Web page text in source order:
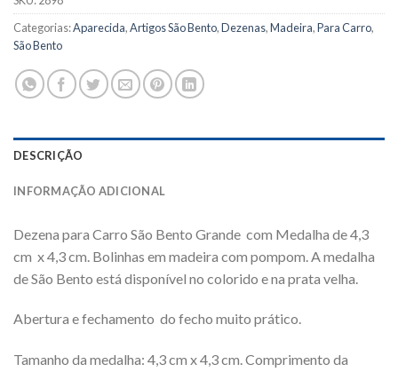
Categorias:Aparecida,Artigos São Bento,Dezenas,Madeira,Para Carro,
São Bento
DESCRIÇÃO
INFORMAÇÃO ADICIONAL
Dezena para Carro São Bento Grande com Medalha de 4,3
cm x 4,3 cm. Bolinhas em madeira com pompom. A medalha
de São Bento está disponível no colorido e na prata velha.
Abertura e fechamento do fecho muito prático.
Tamanho da medalha: 4,3 cm x 4,3 cm. Comprimento da